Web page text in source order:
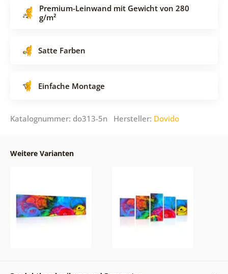
Premium-Leinwand mit Gewicht von 280
g/m²
Satte Farben
Einfache Montage
Katalognummer: do313-5n Hersteller: Dovido
Weitere Varianten